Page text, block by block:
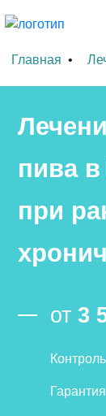
Главная
пива
при
от 3